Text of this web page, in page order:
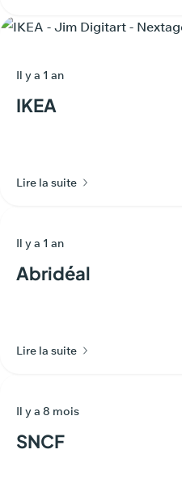
Il y a 1 an
IKEA
Lire la suite
Il y a 1 an
Abridéal
Lire la suite
Il y a 8 mois
SNCF